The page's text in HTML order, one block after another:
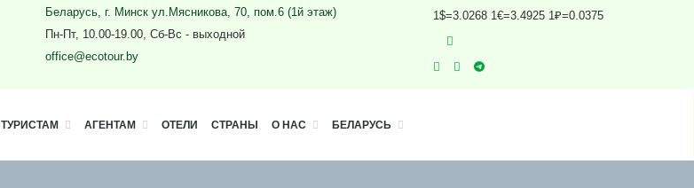
Беларусь, г. Минск ул.Мясникова, 70, пом.6 (1й этаж)
Пн-Пт, 10.00-19.00, Сб-Вс - выходной
office@ecotour.by
1$=3.0268 1€=3.4925 1₽=0.0375
ТУРИСТАМ АГЕНТАМ ОТЕЛИ СТРАНЫ О НАС БЕЛАРУСЬ